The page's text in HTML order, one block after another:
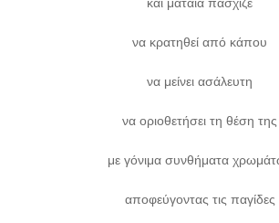
να κρατηθεί από κάπου
να μείνει ασάλευτη
να οριοθετήσει τη θέση της
με γόνιμα συνθήματα
αποφεύγοντας τις παγίδες